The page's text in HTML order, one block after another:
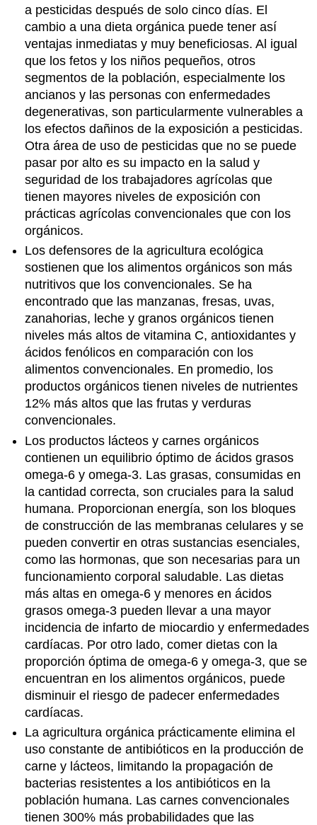
a pesticidas después de solo cinco días. El
cambio a una dieta orgánica puede tener así
ventajas inmediatas y muy beneficiosas. Al igual
que los fetos y los niños pequeños, otros
segmentos de la población, especialmente los
ancianos y las personas con enfermedades
degenerativas, son particularmente vulnerables a
los efectos dañinos de la exposición a pesticidas.
Otra área de uso de pesticidas que no se puede
pasar por alto es su impacto en la salud y
seguridad de los trabajadores agrícolas que
tienen mayores niveles de exposición con
prácticas agrícolas convencionales que con los
orgánicos.
Los defensores de la agricultura ecológica
sostienen que los alimentos orgánicos son más
nutritivos que los convencionales. Se ha
encontrado que las manzanas, fresas, uvas,
zanahorias, leche y granos orgánicos tienen
niveles más altos de vitamina C, antioxidantes y
ácidos fenólicos en comparación con los
alimentos convencionales. En promedio, los
productos orgánicos tienen niveles de nutrientes
12% más altos que las frutas y verduras
convencionales.
Los productos lácteos y carnes orgánicos
contienen un equilibrio óptimo de ácidos grasos
omega-6 y omega-3. Las grasas, consumidas en
la cantidad correcta, son cruciales para la salud
humana. Proporcionan energía, son los bloques
de construcción de las membranas celulares y se
pueden convertir en otras sustancias esenciales,
como las hormonas, que son necesarias para un
funcionamiento corporal saludable. Las dietas
más altas en omega-6 y menores en ácidos
grasos omega-3 pueden llevar a una mayor
incidencia de infarto de miocardio y enfermedades
cardíacas. Por otro lado, comer dietas con la
proporción óptima de omega-6 y omega-3, que se
encuentran en los alimentos orgánicos, puede
disminuir el riesgo de padecer enfermedades
cardíacas.
La agricultura orgánica prácticamente elimina el
uso constante de antibióticos en la producción de
carne y lácteos, limitando la propagación de
bacterias resistentes a los antibióticos en la
población humana. Las carnes convencionales
tienen 300% más probabilidades que las